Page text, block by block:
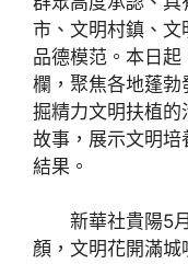
市、文明村鎮、
品德模范。本日起
欄，聚焦各地蓬
掘精力文明扶植
故事，展示文明
結果。
新華社貴陽5月
顏，文明花開滿